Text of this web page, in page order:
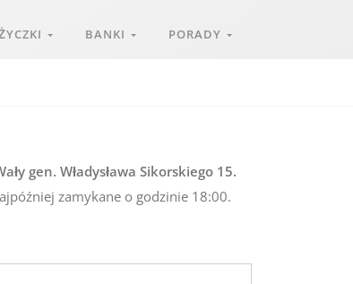
BANKI PORADY
gen. Władysława Sikorskiego 15.
zamykane o godzinie 18:00.